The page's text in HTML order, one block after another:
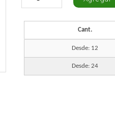
Cant.
Desde: 12
Desde: 24